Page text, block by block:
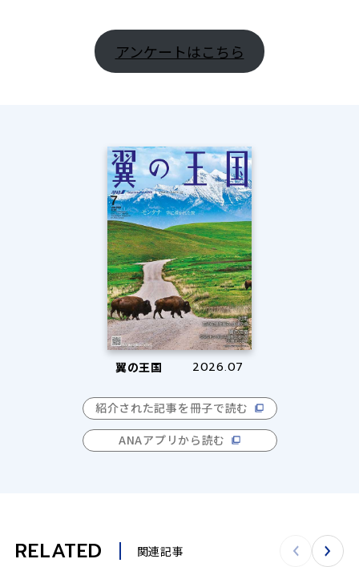
アンケートはこちら
翼の王国 2026.07
紹介された記事を冊子で読む
ANAアプリから読む
RELATED 関連記事